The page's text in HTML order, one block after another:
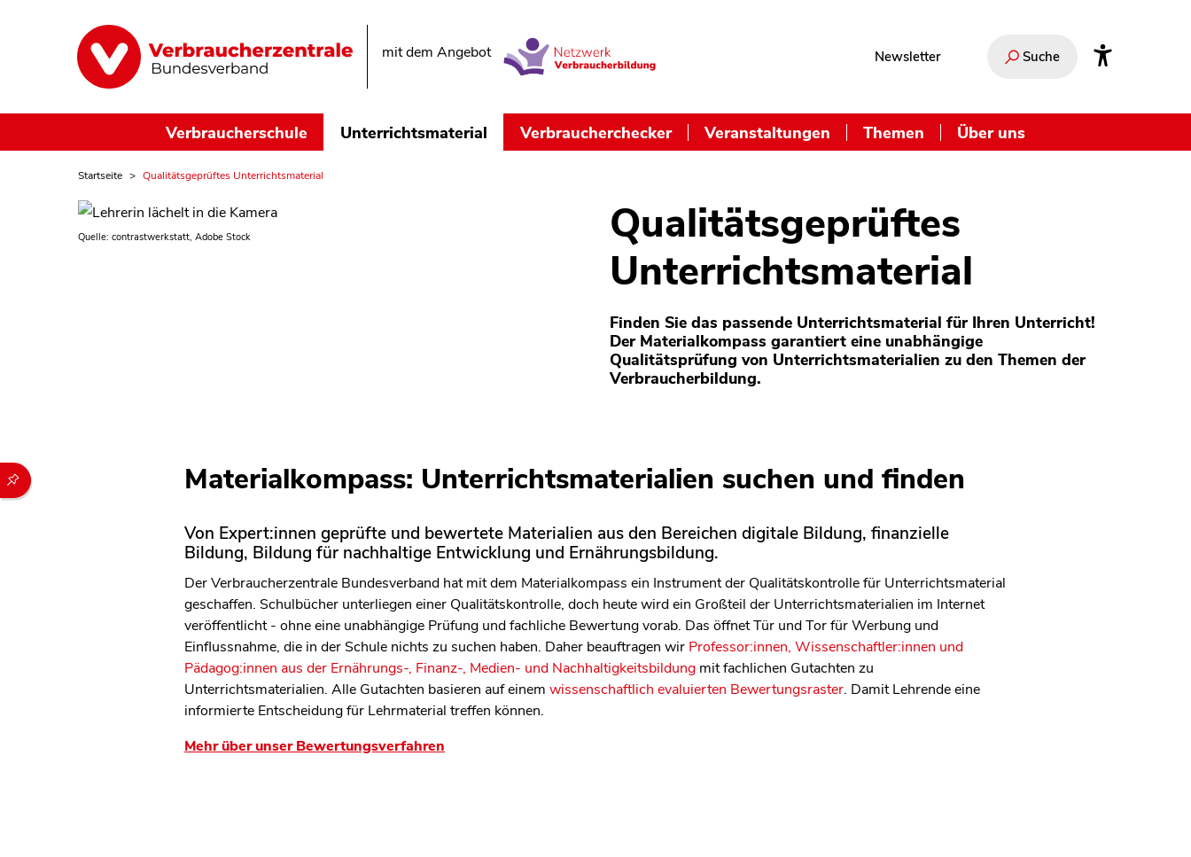
mit dem Angebot Newsletter Suche
Verbraucherschule Unterrichtsmaterial Verbraucherchecker Veranstaltungen Themen Über uns
Durch die folgenden Buttons können Sie direkt auf einen speziellen Bereich des Inhaltes springen
Startseite Qualitätsgeprüftes Unterrichtsmaterial
Quelle: contrastwerkstatt, Adobe Stock
Qualitätsgeprüftes
Unterrichtsmaterial
Finden Sie das passende Unterrichtsmaterial für Ihren Unterricht!
Der Materialkompass garantiert eine unabhängige
Qualitätsprüfung von Unterrichtsmaterialien zu den Themen der
Verbraucherbildung.
Materialkompass: Unterrichtsmaterialien suchen und finden
Von Expert:innen geprüfte und bewertete Materialien aus den Bereichen digitale Bildung, finanzielle
Bildung, Bildung für nachhaltige Entwicklung und Ernährungsbildung.
Der Verbraucherzentrale Bundesverband hat mit dem Materialkompass ein Instrument der Qualitätskontrolle für Unterrichtsmaterial
geschaffen. Schulbücher unterliegen einer Qualitätskontrolle, doch heute wird ein Großteil der Unterrichtsmaterialien im Internet
veröffentlicht - ohne eine unabhängige Prüfung und fachliche Bewertung vorab. Das öffnet Tür und Tor für Werbung und
Einflussnahme, die in der Schule nichts zu suchen haben. Daher beauftragen wir Professor:innen, Wissenschaftler:innen und
Pädagog:innen aus der Ernährungs-, Finanz-, Medien- und Nachhaltigkeitsbildung mit fachlichen Gutachten zu
Unterrichtsmaterialien. Alle Gutachten basieren auf einem wissenschaftlich evaluierten Bewertungsraster. Damit Lehrende eine
informierte Entscheidung für Lehrmaterial treffen können.
Mehr über unser Bewertungsverfahren